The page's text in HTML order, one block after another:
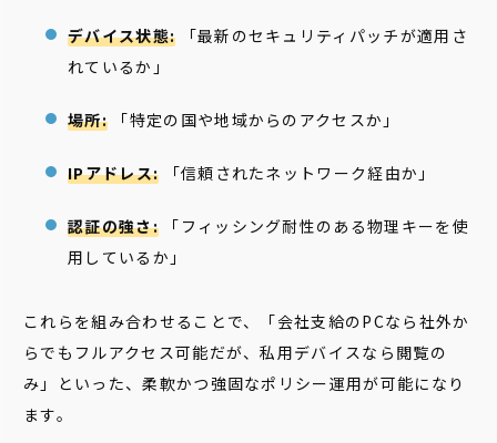
デバイス状態: 「最新のセキュリティパッチが適用さ
れているか」
場所:「特定の国や地域からのアクセスか」
IPアドレス: 「信頼されたネットワーク経由か」
認証の強さ:「フィッシング耐性のある物理キーを使
用しているか」
これらを組み合わせることで、「会社支給のPCなら社外か
らでもフルアクセス可能だが、私用デバイスなら閲覧の
み」といった、柔軟かつ強固なポリシー運用が可能になり
ます。